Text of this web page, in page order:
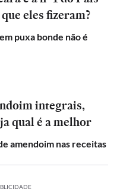
eles fizeram?
puxa bonde não é
integrais,
qual é a melhor
amendoim nas receitas